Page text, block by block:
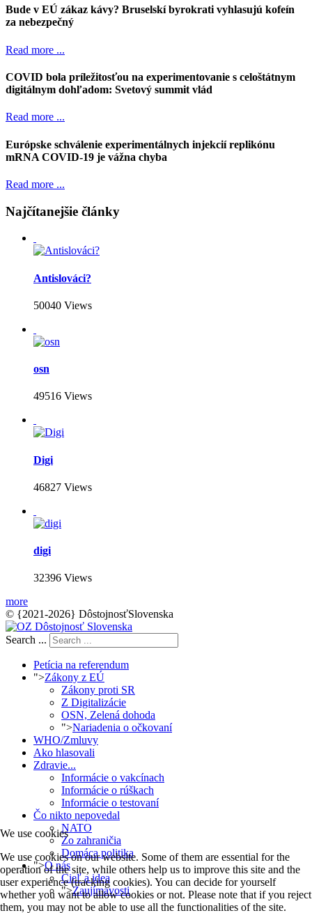
Bude v EÚ zákaz kávy? Bruselskí byrokrati vyhlasujú kofeín
za nebezpečný
Read more ...
COVID bola príležitosťou na experimentovanie s celoštátnym
digitálnym dohľadom: Svetový summit vlád
Read more ...
Európske schválenie experimentálnych injekcií replikónu
mRNA COVID-19 je vážna chyba
Read more ...
Najčítanejšie články
Antislováci?
50040 Views
osn
49516 Views
Digi
46827 Views
digi
32396 Views
more
© {2021-2026} DôstojnosťSlovenska
Search ...
Petícia na referendum
">Zákony z EÚ
Zákony proti SR
Z Digitalizácie
OSN, Zelená dohoda
">Nariadenia o očkovaní
WHO/Zmluvy
Ako hlasovali
Zdravie...
Informácie o vakcínach
Informácie o rúškach
Informácie o testovaní
Čo nikto nepovedal
NATO
Zo zahraničia
Domáca politika
">O nás
Cieľ a idea
">Zaujímavosti
We use cookies
We use cookies on our website. Some of them are essential for the
operation of the site, while others help us to improve this site and the
user experience (tracking cookies). You can decide for yourself
whether you want to allow cookies or not. Please note that if you reject
them, you may not be able to use all the functionalities of the site.